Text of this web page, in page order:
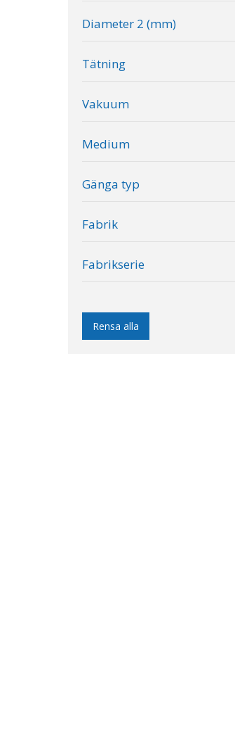
Diameter 2 (mm)
Tätning
Vakuum
Medium
Gänga typ
Fabrik
Fabrikserie
Rensa alla